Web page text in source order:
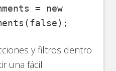
= new
.
y filtros dentro
una fácil